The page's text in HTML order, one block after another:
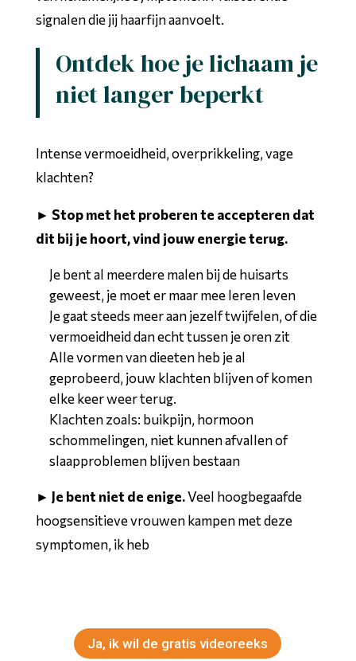
signalen die jij haarfijn aanvoelt.
Ontdek hoe je lichaam je
niet langer beperkt
Intense vermoeidheid, overprikkeling, vage
klachten?
► Stop met het proberen te accepteren dat
dit bij je hoort, vind jouw energie terug.
Je bent al meerdere malen bij de huisarts
geweest, je moet er maar mee leren leven
Je gaat steeds meer aan jezelf twijfelen, of die
vermoeidheid dan echt tussen je oren zit
Alle vormen van dieeten heb je al
geprobeerd, jouw klachten blijven of komen
elke keer weer terug.
Klachten zoals: buikpijn, hormoon
schommelingen, niet kunnen afvallen of
slaapproblemen blijven bestaan
► Je bent niet de enige.Veel hoogbegaafde
hoogsensitieve vrouwen kampen met deze
symptomen, ik heb
Ja, ik wil de gratis videoreeks